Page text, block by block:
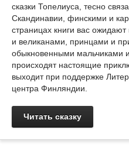
сказки Топелиуса, тесно
Скандинавии, финскими и
страницах книги вас
и великанами, принцами и
обыкновенными мальчиками
происходят настоящие
выходит при поддержке
центра Финляндии.
Читать сказку